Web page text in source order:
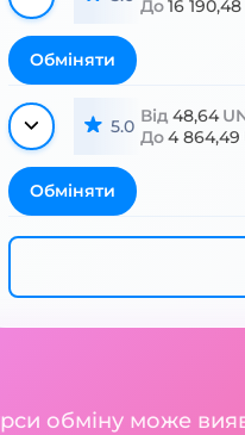
До16 190,48
Обміняти
5.0 Від 48,64
До4 864,49
Обміняти
обміну може